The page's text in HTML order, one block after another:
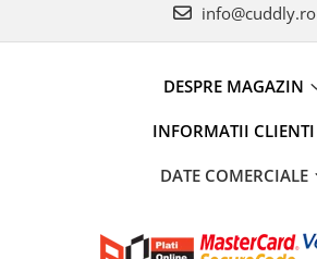
info@cuddly.ro
DESPRE MAGAZIN
INFORMATII CLIENTI
DATE COMERCIALE